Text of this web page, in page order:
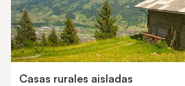
Casas rurales aisladas